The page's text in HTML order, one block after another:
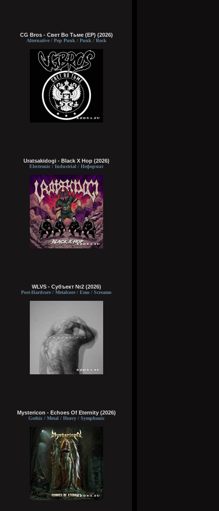
CG Bros - Свет Во Тьме (EP) (2026)
Alternative / Pop Punk / Punk / Rock
Uratsakidogi - Black X Hop (2026)
Electronic / Industrial / Неформат
WLVS - Субъект №2 (2026)
Post-Hardcore / Metalcore / Emo / Screamo
Mystericon - Echoes Of Eternity (2026)
Gothic / Metal / Heavy / Symphonic